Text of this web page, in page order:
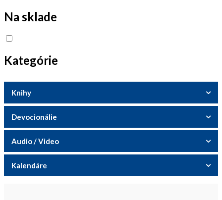
Na sklade
Kategórie
Knihy
Devocionálie
Audio / Video
Kalendáre